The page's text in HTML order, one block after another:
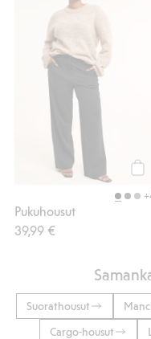
Pukuhousut
39,99 €
Suorathousut
Cargo-housut